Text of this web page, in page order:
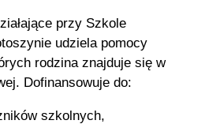
przy Szkole
udziela pomocy
rodzina znajduje się w
Dofinansowuje do:
szkolnych,